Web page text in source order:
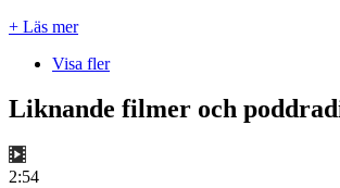
+ Läs mer
Visa fler
Liknande filmer och
2:54